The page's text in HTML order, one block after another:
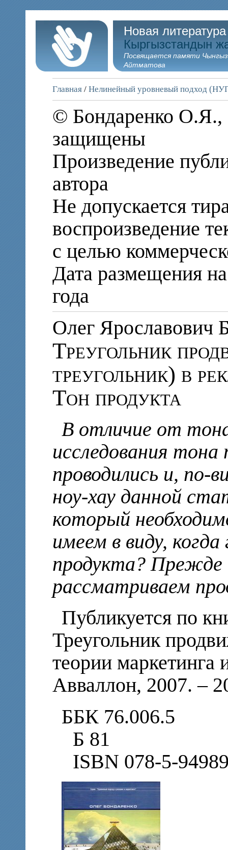
Новая
Кыргызстандын
Посвящается памяти
Айтматова
Главная / Нелинейный уровневый подход
© Бондаренко О.Я.,
защищены
Произведение
автора
Не допускается
воспроизведение
с целью
Дата размещения
года
Олег
Треугольник
треугольник) в
Тон продукта
В отличие от
исследования тона
проводились и, по-
ноу-хау данной
который
имеем в виду,
продукта? Прежде
рассматриваем
Публикуется по
Треугольник
теории
Авваллон, 2007. –
ББК 76.006.5
Б 81
ISBN 078-5-